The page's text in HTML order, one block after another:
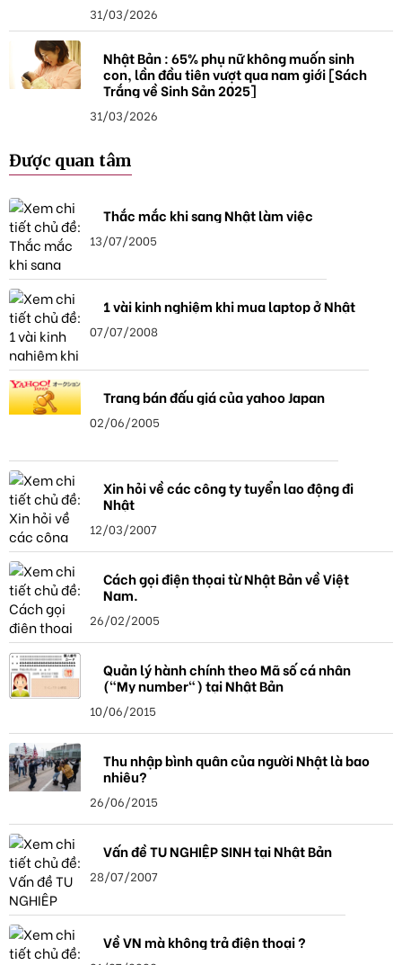
31/03/2026
Nhật Bản : 65% phụ nữ không muốn sinh
con, lần đầu tiên vượt qua nam giới [Sách
Trắng về Sinh Sản 2025]
31/03/2026
Được quan tâm
Thắc mắc khi sang Nhật làm việc
13/07/2005
1 vài kinh nghiệm khi mua laptop ở Nhật
07/07/2008
Trang bán đấu giá của yahoo Japan
02/06/2005
Xin hỏi về các công ty tuyển lao động đi
Nhật
12/03/2007
Cách gọi điện thọai từ Nhật Bản về Việt
Nam.
26/02/2005
Quản lý hành chính theo Mã số cá nhân
("My number") tại Nhật Bản
10/06/2015
Thu nhập bình quân của người Nhật là bao
nhiêu?
26/06/2015
Vấn đề TU NGHIỆP SINH tại Nhật Bản
28/07/2007
Về VN mà không trả điện thoại ?